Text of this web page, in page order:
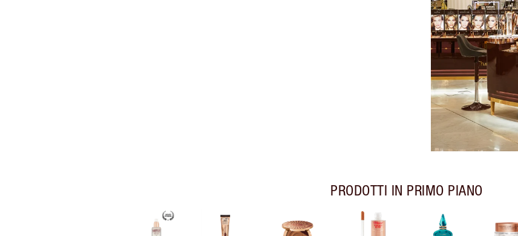
PRODOTTI IN PRIMO PIANO